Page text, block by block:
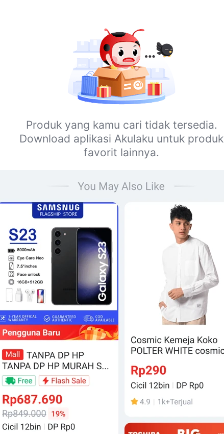
Produk yang kamu cari tidak tersedia.
Download aplikasi Akulaku untuk produk
favorit lainnya.